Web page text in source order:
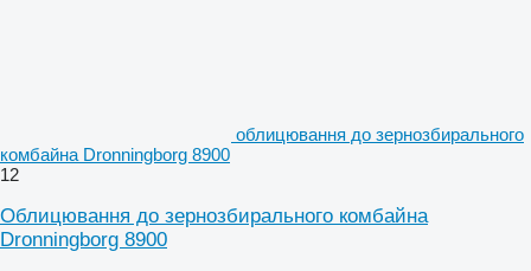
облицювання до зернозбирального
комбайна Dronningborg 8900
12
Облицювання до зернозбирального комбайна
Dronningborg 8900